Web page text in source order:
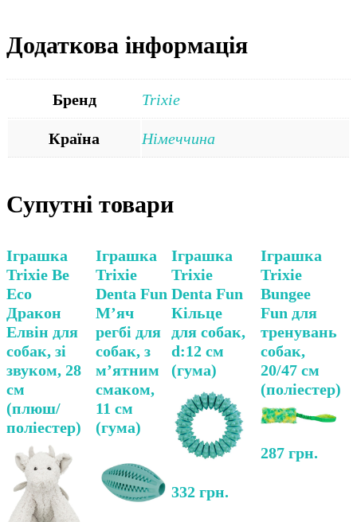
Додаткова інформація
Бренд Trixie
Країна Німеччина
Супутні товари
Іграшка
Trixie Be
Eco
Дракон
Елвін для
собак, зі
звуком, 28
см
(плюш/
поліестер)
Іграшка
Trixie
Denta Fun
М’яч
регбі для
собак, з
м’ятним
смаком,
11 см
(гума)
Іграшка
Trixie
Denta Fun
Кільце
для собак,
d:12 см
(гума)
332 грн.
Іграшка
Trixie
Bungee
Fun для
тренувань
собак,
20/47 см
(поліестер)
287 грн.